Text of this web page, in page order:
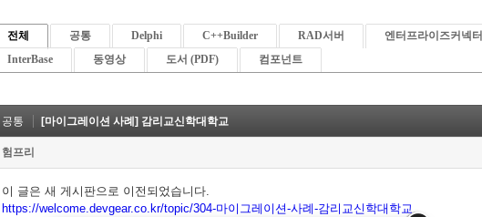
전체 공통 Delphi C++Builder RAD서버 엔터프라이즈커넥터
InterBase
동영상 도서 (PDF) 컴포넌트
공통 [마이그레이션 사례] 감리교신학대학교
험프리
이 글은 새 게시판으로 이전되었습니다.
https://welcome.devgear.co.kr/topic/304-마이그레이션-사례-감리교신학대학교